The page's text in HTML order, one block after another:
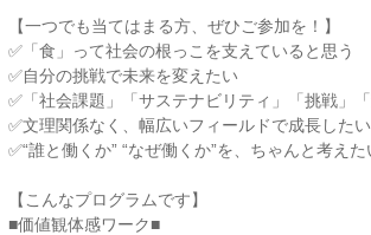
【一つでも当てはまる方、ぜひご参加を！】
✅「食」って社会の根っこを支えていると思う
✅自分の挑戦で未来を変えたい
✅「社会課題」「サステナビリティ」「挑戦」
✅文理関係なく、幅広いフィールドで成長したい
✅“誰と働くか” “なぜ働くか”を、ちゃんと考え
【こんなプログラムです】
■価値観体感ワーク■